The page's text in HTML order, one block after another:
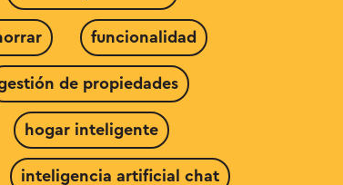
funcionalidad
de propiedades
hogar inteligente
inteligencia artificial chat